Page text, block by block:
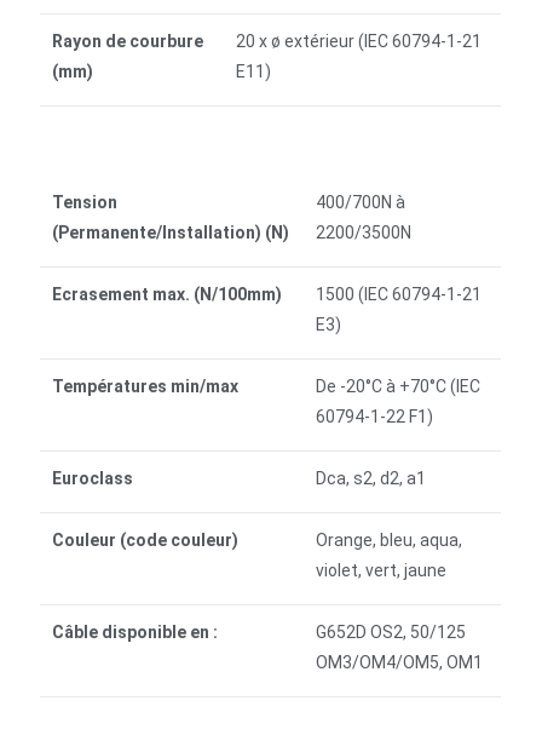
Rayon de courbure
(mm)
20 x ø extérieur (IEC 60794-1-21
E11)
Tension
(Permanente/Installation) (N)
400/700N à
2200/3500N
Ecrasement max. (N/100mm)
1500 (IEC 60794-1-21
E3)
Températures min/max
De -20°C à +70°C (IEC
60794-1-22 F1)
Euroclass Dca, s2, d2, a1
Couleur (code couleur)
Orange, bleu, aqua,
violet, vert, jaune
Câble disponible en :
G652D OS2, 50/125
OM3/OM4/OM5, OM1